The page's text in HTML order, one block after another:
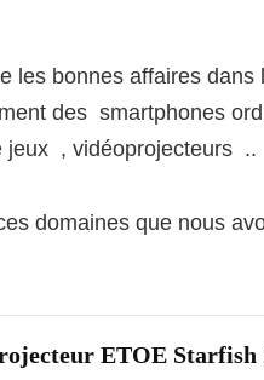
les bonnes affaires
des smartphones
jeux , vidéoprojecteurs ..
domaines que nous
ETOE Starfish